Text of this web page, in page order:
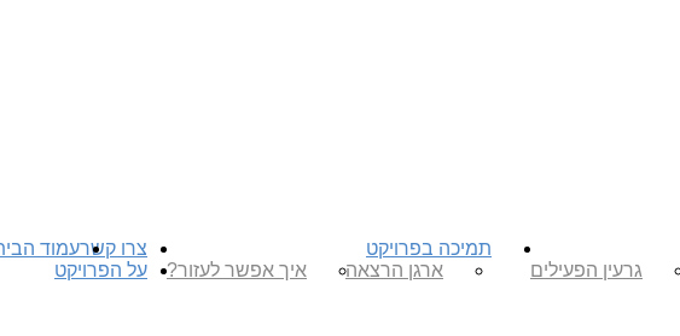
גרעין הפעילים
תמיכה בפרויקט
ארגן הרצאה
איך אפשר לעזור?
צרו קשרעמוד
על הפרויקט